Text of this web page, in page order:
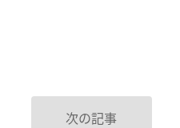
次の記事